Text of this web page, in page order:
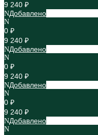
9 240 ₽
Добавлено
0 ₽
9 240 ₽
Добавлено
0 ₽
9 240 ₽
Добавлено
0 ₽
9 240 ₽
Добавлено